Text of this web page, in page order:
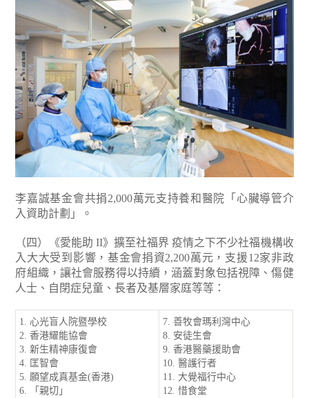
李嘉誠基金會共捐2,000萬元支持養和醫院「心臟導管介
入資助計劃」。
（四）《愛能助 II》擴至社福界 疫情之下不少社福機構收
入大大受到影響，基金會捐資2,200萬元，支援12家非政
府組織，讓社會服務得以持續，涵蓋對象包括視障、傷健
人士、自閉症兒童、長者及基層家庭等等：
1. 心光盲人院暨學校
2. 香港耀能協會
3. 新生精神康復會
4. 匡智會
5. 願望成真基金(香港)
6. 「親切」
7. 善牧會瑪利灣中心
8. 安徒生會
9. 香港醫藥援助會
10. 醫護行者
11. 大覺福行中心
12. 惜食堂